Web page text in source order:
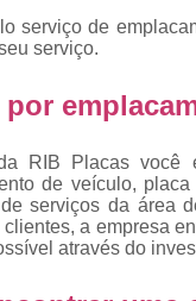
serviço de
serviço.
RIB Placas você
de veículo,
serviços da área
a empresa
através do